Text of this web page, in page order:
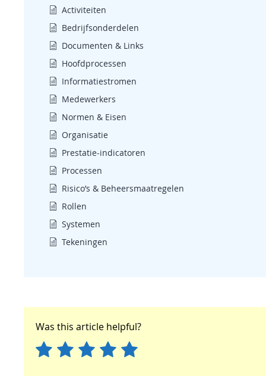
Activiteiten
Bedrijfsonderdelen
Documenten & Links
Hoofdprocessen
Informatiestromen
Medewerkers
Normen & Eisen
Organisatie
Prestatie-indicatoren
Processen
Risico’s & Beheersmaatregelen
Rollen
Systemen
Tekeningen
Was this article helpful?